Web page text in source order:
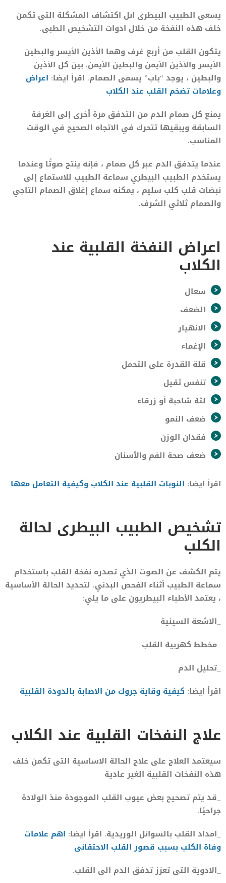
يسعى الطبيب البيطرى اىل اكتشاف المشكلة التى تكمن
خلف هذه النفخة من خلال ادوات التشخيص الطبى.
يتكون القلب من أربع غرف وهما الأذين الأيسر والبطين
الأيسر والأذين الأيمن والبطين الأيمن. بين كل الأذين
والبطين ، يوجد “باب” يسمى الصمام. اقرأ ايضا: اعراض
وعلامات تضخم القلب عند الكلاب
يمنع كل صمام الدم من التدفق مرة أخرى إلى الغرفة
السابقة ويبقيها تتحرك في الاتجاه الصحيح في الوقت
المناسب.
عندما يتدفق الدم عبر كل صمام ، فإنه ينتج صوتًا وعندما
يستخدم الطبيب البيطري سماعة الطبيب للاستماع إلى
نبضات قلب كلب سليم ، يمكنه سماع إغلاق الصمام التاجي
والصمام ثلاثي الشرف.
اعراض النفخة القلبية عند
الكلاب
سعال
الضعف
الانهيار
الإغماء
قلة القدرة على التحمل
تنفس ثقيل
لثة شاحبة أو زرقاء
ضعف النمو
فقدان الوزن
ضعف صحة الفم والأسنان
اقرأ ايضا: النوبات القلبية عند الكلاب وكيفية التعامل معها
تشخيص الطبيب البيطرى لحالة
الكلب
يتم الكشف عن الصوت الذي تصدره نفخة القلب باستخدام
سماعة الطبيب أثناء الفحص البدني. لتحديد الحالة الأساسية
، يعتمد الأطباء البيطريون على ما يلي:
_الاشعة السينية
_مخطط كهربية القلب
_تحليل الدم
اقرأ ايضا: كيفية وقاية جروك من الاصابة بالدودة القلبية
علاج النفخات القلبية عند الكلاب
سيعتمد العلاج على علاج الحالة الاساسية التى تكمن خلف
هذه النفخات القلبية الغير عادية
_قد يتم تصحيح بعض عيوب القلب الموجودة منذ الولادة
جراحيًا.
_امداد القلب بالسوائل الوريدية. اقرأ ايضا: اهم علامات
وفاة الكلب بسبب قصور القلب الاحتقانى
_الادوية التى تعزز تدفق الدم الى القلب.